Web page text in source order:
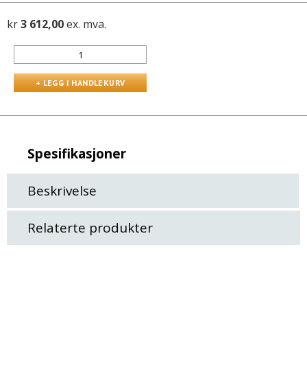
kr3 612,00ex. mva.
Spesifikasjoner
Beskrivelse
Relaterte produkter